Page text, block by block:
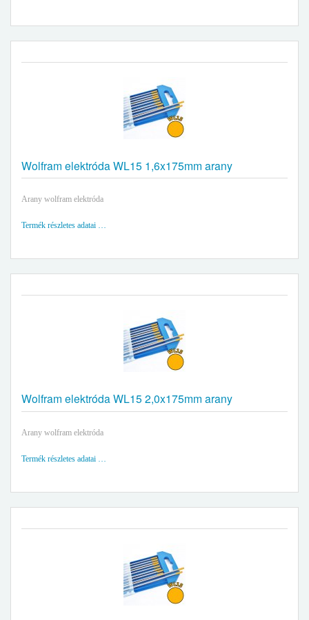
Wolfram elektróda WL15 1,6x175mm arany
Arany wolfram elektróda
Termék részletes adatai …
Wolfram elektróda WL15 2,0x175mm arany
Arany wolfram elektróda
Termék részletes adatai …